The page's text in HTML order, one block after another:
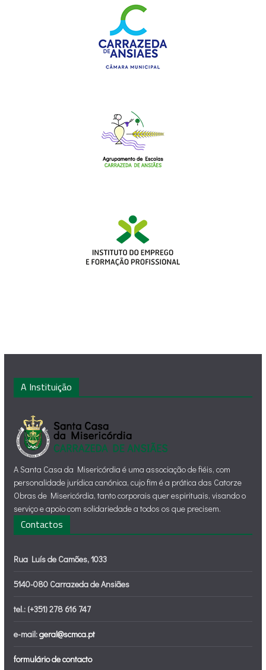
A Instituição
A Santa Casa da Misericórdia é uma associação de fiéis, com
personalidade jurídica canónica, cujo fim é a prática das Catorze
Obras de Misericórdia, tanto corporais quer espirituais, visando o
serviço e apoio com solidariedade a todos os que precisem.
Contactos
Rua Luís de Camões, 1033
5140-080 Carrazeda de Ansiães
tel.: (+351) 278 616 747
e-mail:geral@scmca.pt
formulário de contacto